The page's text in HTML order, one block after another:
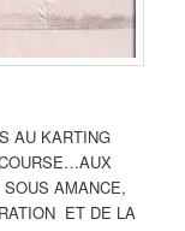
AU KARTING
AMANCE,
ET DE LA